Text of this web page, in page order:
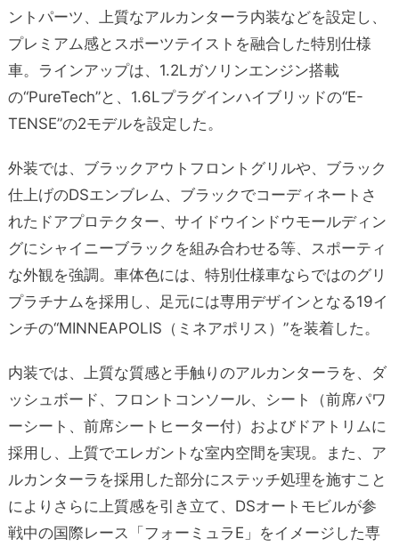
ントパーツ、上質なアルカンターラ内装などを設定し、
プレミアム感とスポーツテイストを融合した特別仕様
車。ラインアップは、1.2Lガソリンエンジン搭載
の“PureTech”と、1.6Lプラグインハイブリッドの“E-
TENSE”の2モデルを設定した。
外装では、ブラックアウトフロントグリルや、ブラック
仕上げのDSエンブレム、ブラックでコーディネートさ
れたドアプロテクター、サイドウインドウモールディン
グにシャイニーブラックを組み合わせる等、スポーティ
な外観を強調。車体色には、特別仕様車ならではのグリ
プラチナムを採用し、足元には専用デザインとなる19イ
ンチの“MINNEAPOLIS（ミネアポリス）”を装着した。
内装では、上質な質感と手触りのアルカンターラを、ダ
ッシュボード、フロントコンソール、シート（前席パワ
ーシート、前席シートヒーター付）およびドアトリムに
採用し、上質でエレガントな室内空間を実現。また、ア
ルカンターラを採用した部分にステッチ処理を施すこと
によりさらに上質感を引き立て、DSオートモビルが参
戦中の国際レース「フォーミュラE」をイメージした専